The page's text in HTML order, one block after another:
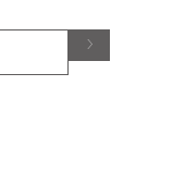
>